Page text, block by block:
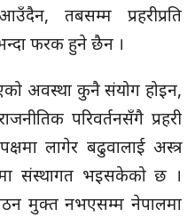
तबसम्म प्रहरीप्रति
फरक हुने छैन ।
अवस्था कुनै संयोग होइन,
परिवर्तनसँगै प्रहरी
लागेर बढुवालाई अस्त्र
संस्थागत भइसकेको छ ।
मुक्त नभएसम्म नेपालमा